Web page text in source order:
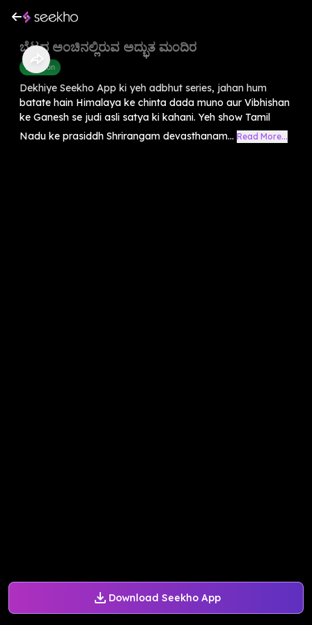
Download Seekho App
ಬೆಟ್ಟದ ಅಂಚಿನಲ್ಲಿರುವ ಅದ್ಭುತ ಮಂದಿರ
Devotion
Dekhiye Seekho App ki yeh adbhut series, jahan hum
batate hain Himalaya ke chinta dada muno aur Vibhishan
ke Ganesh se judi asli satya ki kahani. Yeh show Tamil
Nadu ke prasiddh Shrirangam devasthanam... Read More...